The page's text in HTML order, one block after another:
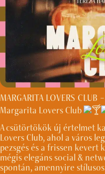
MARGARITA LOVERS CLUB
Margarita Lovers Club
A csütörtökök új értelmet
Lovers Club, ahol a város
pezsgés és a frissen kevert
mégis elegáns social &
spontán, amennyire